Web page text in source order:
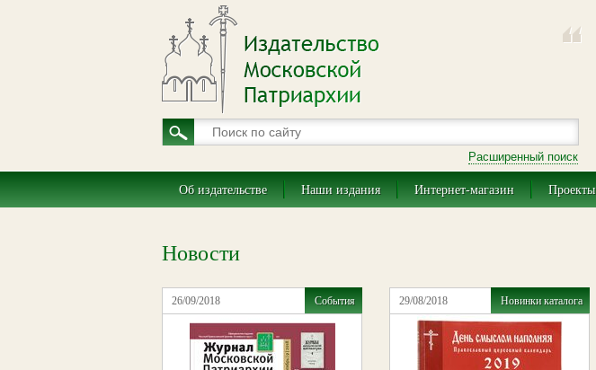
Расширенный поиск
Об издательстве Наши издания Интернет-магазин Проекты
Новости
26/09/2018 События 29/08/2018 Новинки каталога